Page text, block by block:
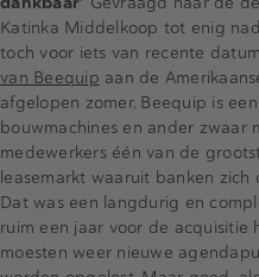
Katinka Middelkoop tot enig
toch voor iets van recente
van Beequip aan de
afgelopen zomer. Beequip is
bouwmachines en ander zwaar
medewerkers één van de
leasemarkt waaruit banken
Dat was een langdurig en
ruim een jaar voor de acquisitie
moesten weer nieuwe